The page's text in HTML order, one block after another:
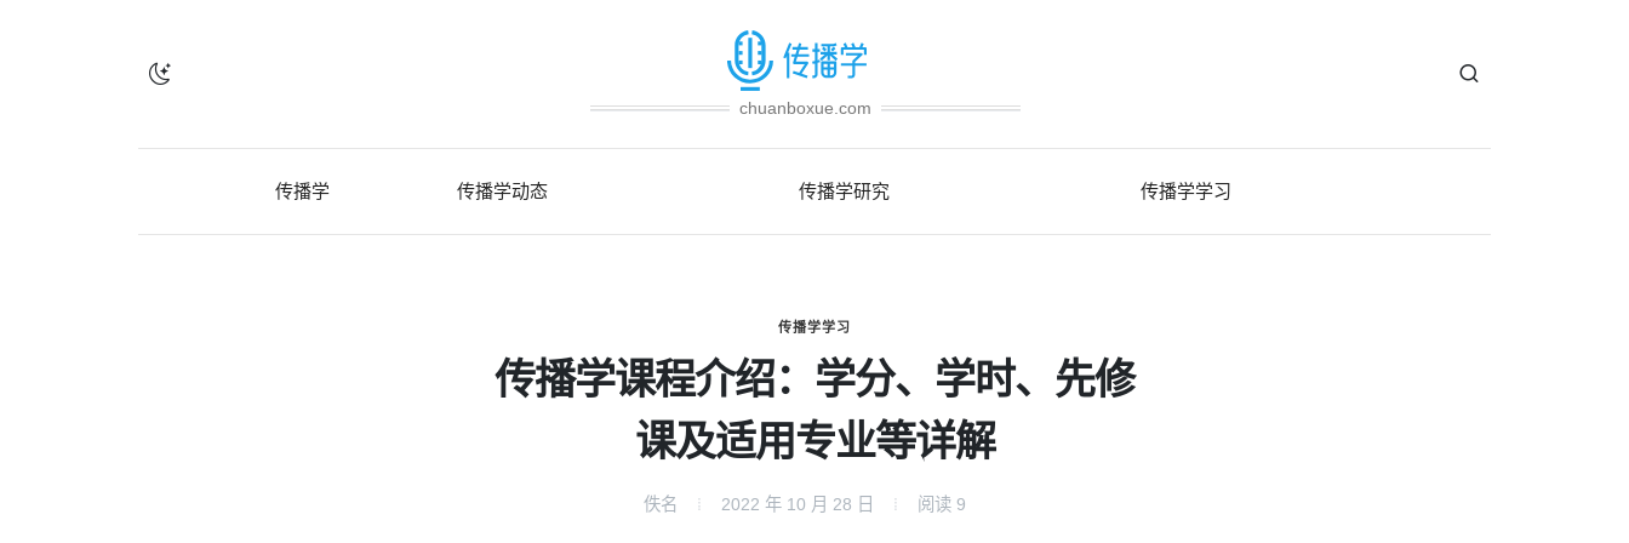
chuanboxue.com
传播学 传播学动态 传播学研究 传播学学习
传播学学习
传播学课程介绍：学分、学时、先修
课及适用专业等详解
佚名 2022 年 10 月 28 日 阅读 9